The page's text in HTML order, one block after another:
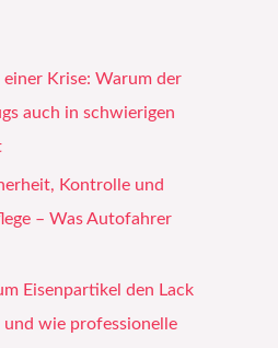
Krise: Warum der
auch in schwierigen
Kontrolle und
– Was Autofahrer
Eisenpartikel den Lack
und wie professionelle